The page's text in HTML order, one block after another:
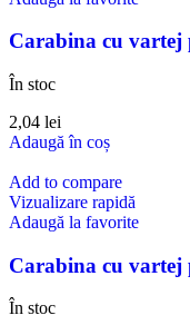
Carabina cu
În stoc
2,04 lei
Adaugă în coș
Add to compare
Vizualizare rapidă
Adaugă la favorite
Carabina cu vartej
În stoc